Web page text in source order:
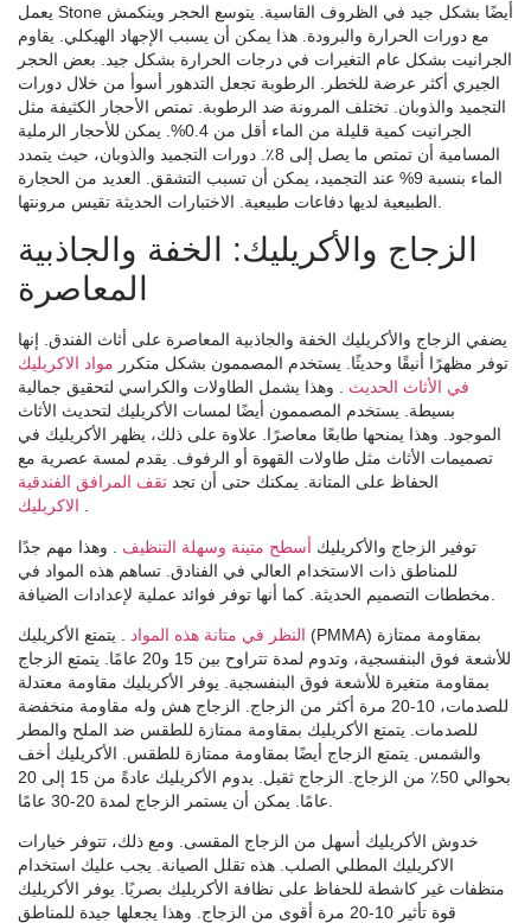
يعمل Stone أيضًا بشكل جيد في الظروف القاسية. يتوسع الحجر وينكمش
مع دورات الحرارة والبرودة. هذا يمكن أن يسبب الإجهاد الهيكلي. يقاوم
الجرانيت بشكل عام التغيرات في درجات الحرارة بشكل جيد. بعض الحجر
الجيري أكثر عرضة للخطر. الرطوبة تجعل التدهور أسوأ من خلال دورات
التجميد والذوبان. تختلف المرونة ضد الرطوبة. تمتص الأحجار الكثيفة مثل
الجرانيت كمية قليلة من الماء أقل من 0.4%. يمكن للأحجار الرملية
المسامية أن تمتص ما يصل إلى 8٪. دورات التجميد والذوبان، حيث يتمدد
الماء بنسبة 9% عند التجميد، يمكن أن تسبب التشقق. العديد من الحجارة
الزجاج والأكريليك: الخفة والجاذبية
المعاصرة
يضفي الزجاج والأكريليك الخفة والجاذبية المعاصرة على أثاث الفندق. إنها
توفر مظهرًا أنيقًا وحديثًا. يستخدم المصممون بشكل متكرر مواد الاكريليك
في الأثاث الحديث
. وهذا يشمل الطاولات والكراسي لتحقيق جمالية
بسيطة. يستخدم المصممون أيضًا لمسات الأكريليك لتحديث الأثاث
الموجود. وهذا يمنحها طابعًا معاصرًا. علاوة على ذلك، يظهر الأكريليك في
تصميمات الأثاث مثل طاولات القهوة أو الرفوف. يقدم لمسة عصرية مع
الحفاظ على المتانة. يمكنك حتى أن تجد تقف المرافق الفندقية
توفير الزجاج والأكريليك أسطح متينة وسهلة التنظيف
. وهذا مهم جدًا
للمناطق ذات الاستخدام العالي في الفنادق. تساهم هذه المواد في
النظر في متانة هذه المواد
. يتمتع الأكريليك (PMMA) بمقاومة ممتازة
للأشعة فوق البنفسجية، وتدوم لمدة تتراوح بين 15 و20 عامًا. يتمتع الزجاج
بمقاومة متغيرة للأشعة فوق البنفسجية. يوفر الأكريليك مقاومة معتدلة
للصدمات، 10-20 مرة أكثر من الزجاج. الزجاج هش وله مقاومة منخفضة
للصدمات. يتمتع الأكريليك بمقاومة ممتازة للطقس ضد الملح والمطر
والشمس. يتمتع الزجاج أيضًا بمقاومة ممتازة للطقس. الأكريليك أخف
بحوالي 50٪ من الزجاج. الزجاج ثقيل. يدوم الأكريليك عادةً من 15 إلى 20
خدوش الأكريليك أسهل من الزجاج المقسى. ومع ذلك، تتوفر خيارات
الاكريليك المطلي الصلب. هذه تقلل الصيانة. يجب عليك استخدام
منظفات غير كاشطة للحفاظ على نظافة الأكريليك بصريًا. يوفر الأكريليك
قوة تأثير 10-20 مرة أقوى من الزجاج. وهذا يجعلها جيدة للمناطق